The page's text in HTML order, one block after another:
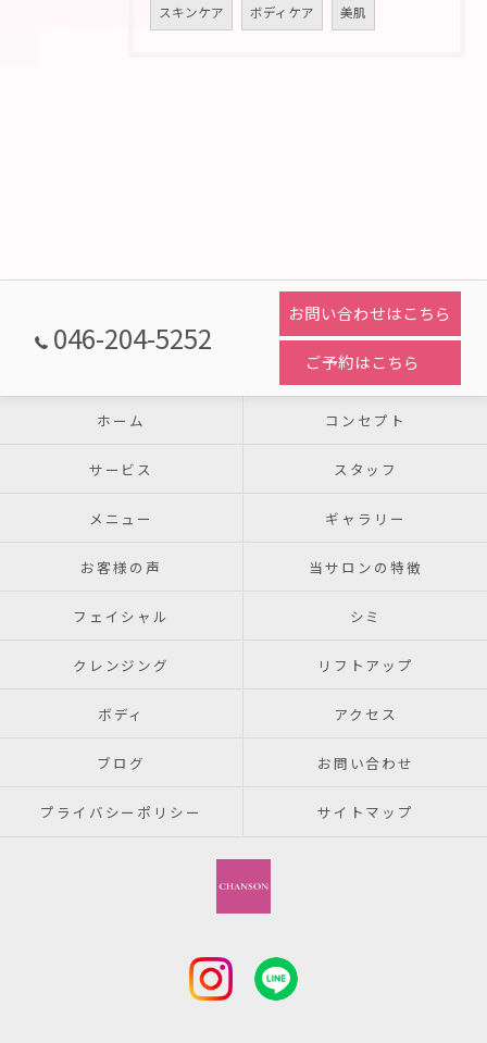
スキンケア ボディケア 美肌
046-204-5252
ご予約はこちら
お問い合わせはこちら
ホーム コンセプト
サービス スタッフ
メニュー ギャラリー
お客様の声 当サロンの特徴
フェイシャル シミ
クレンジング リフトアップ
ボディ アクセス
ブログ お問い合わせ
プライバシーポリシー サイトマップ